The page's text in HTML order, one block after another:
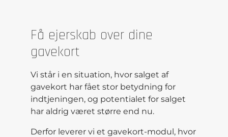
Få ejerskab over dine
gavekort
Vi står i en situation, hvor salget af
gavekort har fået stor betydning for
indtjeningen, og potentialet for salget
har aldrig været større end nu.
Derfor leverer vi et gavekort-modul, hvor